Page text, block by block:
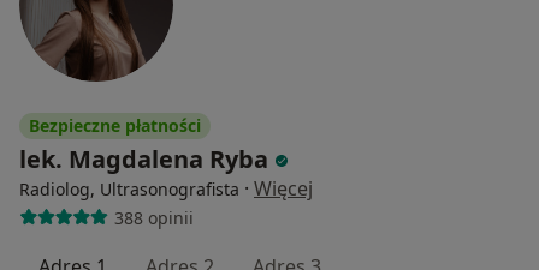
Bezpieczne płatności
lek. Magdalena Ryba
Radiolog, Ultrasonografista · Więcej
388 opinii